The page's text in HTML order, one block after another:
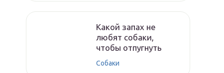
Какой запах не
любят собаки,
чтобы отпугнуть
Собаки